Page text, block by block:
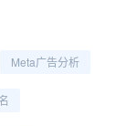
Meta广告分析